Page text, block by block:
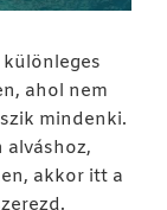
ahol nem
mindenki.
alváshoz,
akkor itt a